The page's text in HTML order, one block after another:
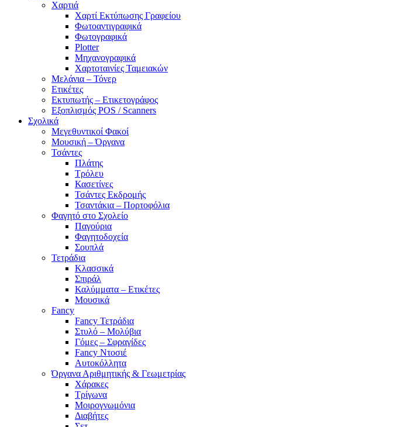
Χαρτιά
Χαρτί Εκτύπωσης Γραφείου
Φωτοαντιγραφικά
Φωτογραφικά
Plotter
Μηχανογραφικά
Χαρτοταινίες Ταμειακών
Μελάνια – Τόνερ
Ετικέτες
Εκτυπωτής – Ετικετογράφος
Εξοπλισμός POS / Scanners
Σχολικά
Μεγεθυντικοί Φακοί
Μουσική – Όργανα
Τσάντες
Πλάτης
Τρόλευ
Κασετίνες
Τσάντες Εκδρομής
Τσαντάκια – Πορτοφόλια
Φαγητό στο Σχολείο
Παγούρια
Φαγητοδοχεία
Σουπλά
Τετράδια
Κλασσικά
Σπιράλ
Καλύμματα – Ετικέτες
Μουσικά
Fancy
Fancy Τετράδια
Στυλό – Μολύβια
Γόμες – Σφραγίδες
Fancy Ντοσιέ
Αυτοκόλλητα
Όργανα Αριθμητικής & Γεωμετρίας
Χάρακες
Τρίγωνα
Mοιρογνωμόνια
Διαβήτες